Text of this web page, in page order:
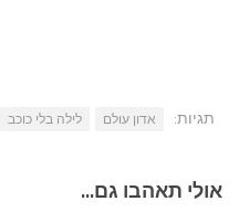
תגיות: אדון עולם לילה בלי כוכב
אולי תאהבו גם...